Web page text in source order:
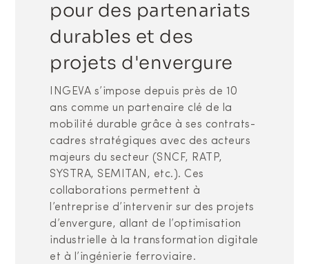
pour des partenariats
durables et des
projets d'envergure
INGEVA s’impose depuis près de 10
ans comme un partenaire clé de la
mobilité durable grâce à ses contrats-
cadres stratégiques avec des acteurs
majeurs du secteur (SNCF, RATP,
SYSTRA, SEMITAN, etc.). Ces
collaborations permettent à
l’entreprise d’intervenir sur des projets
d’envergure, allant de l’optimisation
industrielle à la transformation digitale
et à l’ingénierie ferroviaire.